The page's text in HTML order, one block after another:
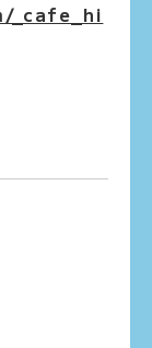
_cafe_hi